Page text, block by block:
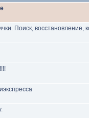
Поиск, восстановление,